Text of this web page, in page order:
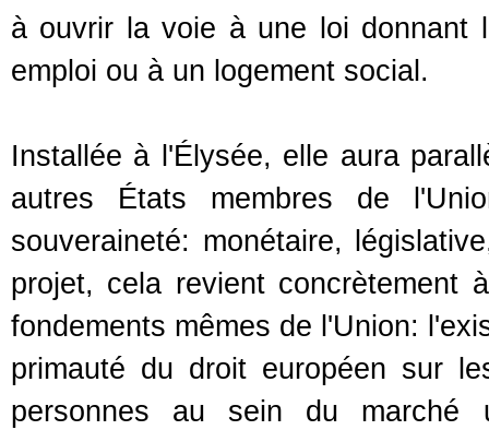
à ouvrir la voie à une loi donnant
emploi ou à un logement social.
Installée à l'Élysée, elle aura
autres États membres de
souveraineté: monétaire,
projet, cela revient concrètement
fondements mêmes de l'Union:
primauté du droit européen sur
personnes au sein du marché